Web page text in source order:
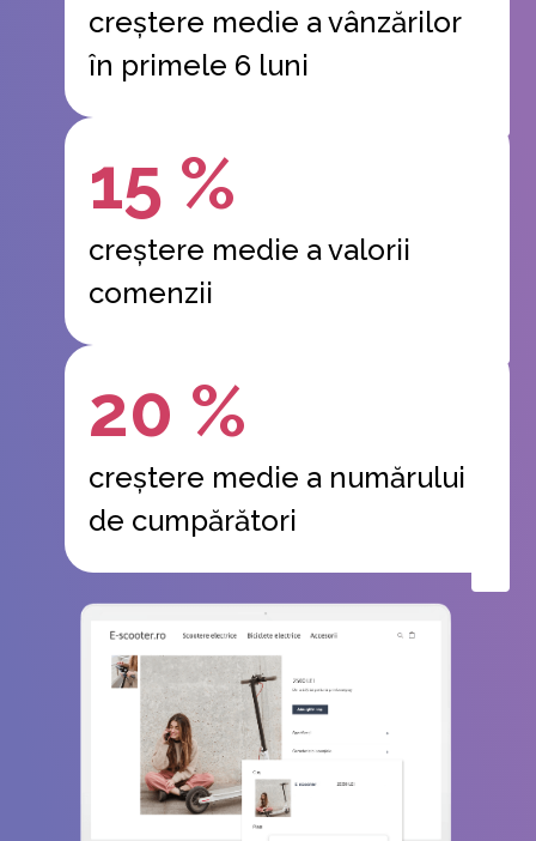
creștere medie a vânzărilor
în primele 6 luni
15 %
creștere medie a valorii
comenzii
20 %
creștere medie a numărului
de cumpărători